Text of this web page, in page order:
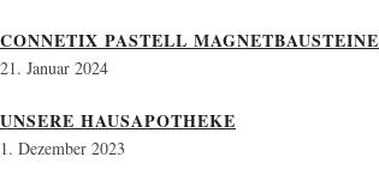
CONNETIX PASTELL MAGNETBAUSTEINE
21. Januar 2024
UNSERE HAUSAPOTHEKE
1. Dezember 2023